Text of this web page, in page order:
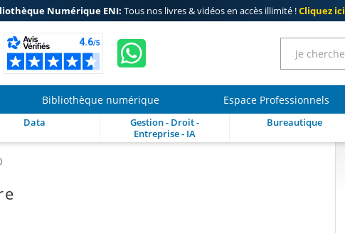
Numérique ENI: Tous nos livres & vidéos en accès illimité !Cliquez ici
Bibliothèque numérique Espace Professionnels
Data
Gestion - Droit -
Entreprise - IA
Bureautique